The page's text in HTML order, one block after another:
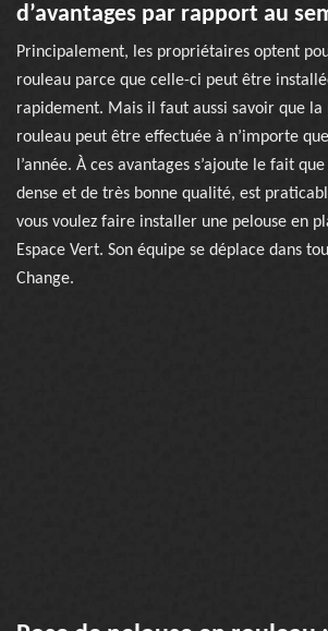
d’avantages par rapport au
Principalement, les propriétaires optent
rouleau parce que celle-ci peut être
rapidement. Mais il faut aussi savoir que la
rouleau peut être effectuée à n’importe
l’année. À ces avantages s’ajoute le fait
dense et de très bonne qualité, est
vous voulez faire installer une pelouse en
Espace Vert. Son équipe se déplace dans
Change.